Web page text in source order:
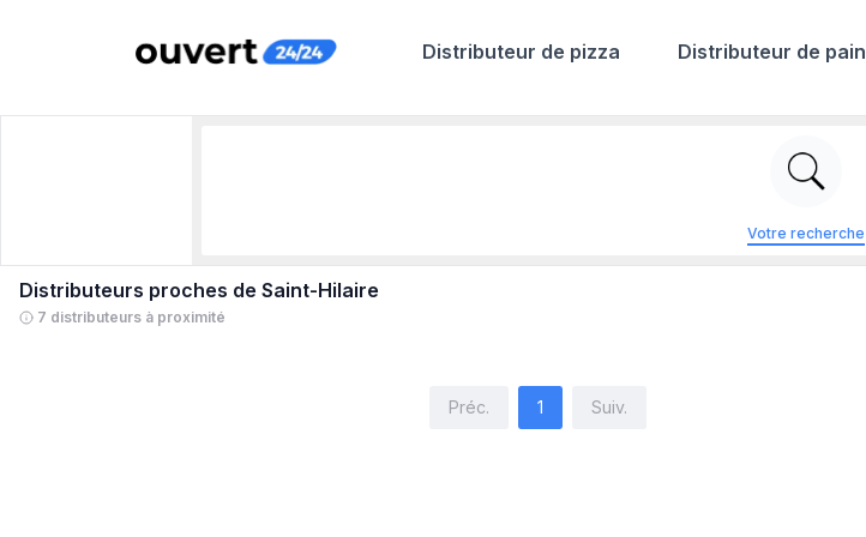
Distributeur de pizza Distributeur de pain
Votre recherche
Distributeurs proches de Saint-Hilaire
7 distributeurs à proximité
Préc. 1 Suiv.